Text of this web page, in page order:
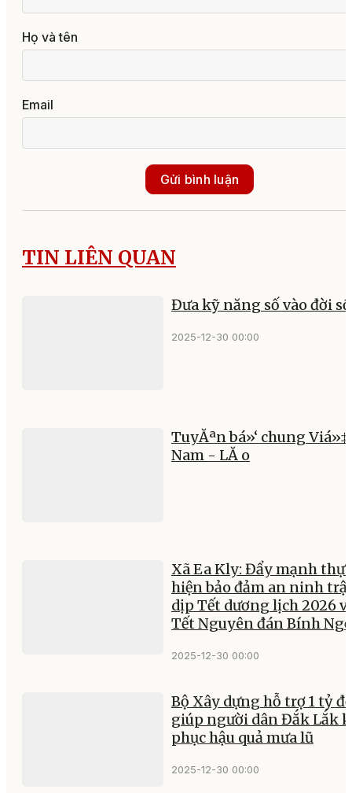
Họ và tên
Email
Gửi bình luận
TIN LIÊN QUAN
Đưa kỹ năng số vào đời
2025-12-30 00:00
TuyĂªn bá»‘ chung
Nam - LĂ o
Xã Ea Kly: Đẩy mạnh thực
hiện bảo đảm an ninh
dịp Tết dương lịch 2026
Tết Nguyên đán Bính Ngọ
2025-12-30 00:00
Bộ Xây dựng hỗ trợ 1 tỷ
giúp người dân Đắk Lắk
phục hậu quả mưa lũ
2025-12-30 00:00